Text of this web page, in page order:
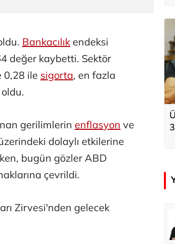
Bankacılıkendeksi
değer kaybetti. Sektör
0,28 ile sigorta, en fazla
gerilimlerin enflasyon ve
dolaylı etkilerine
bugün gözler ABD
çevrildi.
Zirvesi'nden gelecek
Tunca Bengin